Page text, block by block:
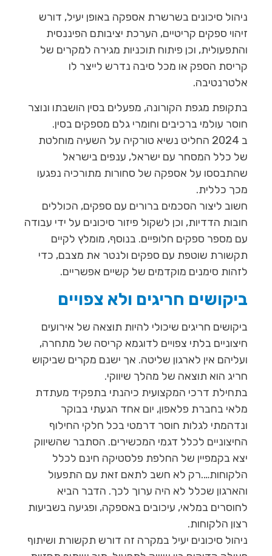
ניהול סיכונים בשרשרת אספקה באופן יעיל, דורש
זיהוי ספקים קריטיים, הערכת יציבותם הפיננסית
והתפעולית, וכן פיתוח תוכניות מגירה למקרים של
קריסת הספק או מכל סיבה נדרש לייצר לו
אלטרנטיבה.
בתקופת מגפת הקורונה, מפעלים בסין הושבתו ונוצר
חוסר עולמי ברכיבים וחומרי גלם מספקים בסין.
ב 2024 החליט נשיא טורקיה על השעיה מוחלטת
של כלל המסחר עם ישראל, ענפים בישראל
שהתבססו על אספקה של סחורות מתורכיה נפגעו
מכך כללית.
חשוב ליצור הסכמים ברורים עם ספקים, הכוללים
חובות הדדיות, וכן לשקול פיזור סיכונים על ידי עבודה
עם מספר ספקים חלופיים. בנוסף, מומלץ לקיים
תקשורת שוטפת עם ספקים ולנטר את מצבם, כדי
לזהות סימנים מוקדמים של קשיים אפשריים.
ביקושים חריגים ולא צפויים
ביקושים חריגים שיכולי להיות תוצאה של אירועים
חיצוניים בלתי צפויים לדוגמא קריסה של מתחרה,
ועליהם אין לארגון שליטה. אך ישנם מקרים שביקוש
חריג הוא תוצאה של מהלך שיווקי.
בתחילת דרכי המקצועית כיהנתי בתפקיד מעתדת
מלאי בחברת פלאפון, יום אחד הגעתי בבוקר
ונדהמתי לגלות חוסר דרמטי בכל חלקי החילוף
החיצוניים לכלל דגמי המכשירים. הסתבר שהשיווק
יצא בקמפיין של החלפת פלסטיקה חינם לכלל
הלקוחות….רק לא חשב לתאם זאת עם התפעול
והארגון שכלל לא היה ערוך לכך. הדבר הביא
לחוסרים במלאי, עיכובים באספקה, ופגיעה בשביעות
רצון הלקוחות.
ניהול סיכונים יעיל במקרה זה דורש תקשורת ושיתוף